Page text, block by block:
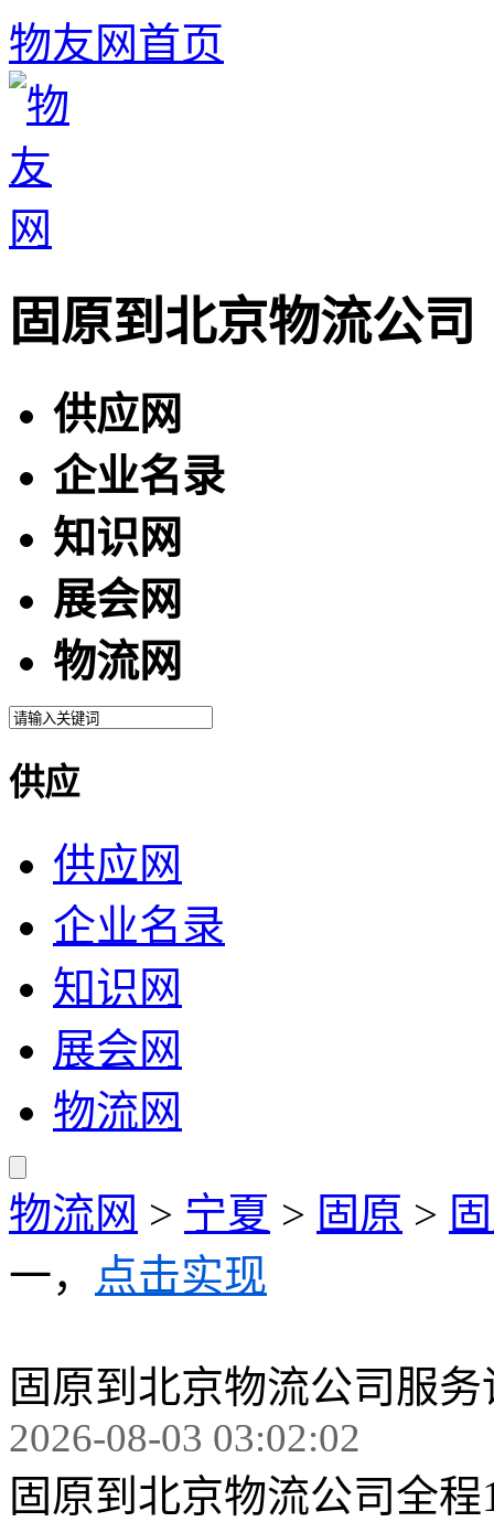
物友网首页
固原到北京物流公司
供应网
企业名录
知识网
展会网
物流网
供应
供应网
企业名录
知识网
展会网
物流网
物流网 > 宁夏 > 固原 >
一， 点击实现
固原到北京物流公司服务
2026-08-03 03:02:02
固原到北京物流公司全